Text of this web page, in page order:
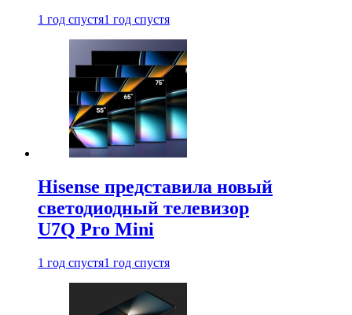
1 год спустя1 год спустя
Hisense представила новый
светодиодный телевизор
U7Q Pro Mini
1 год спустя1 год спустя